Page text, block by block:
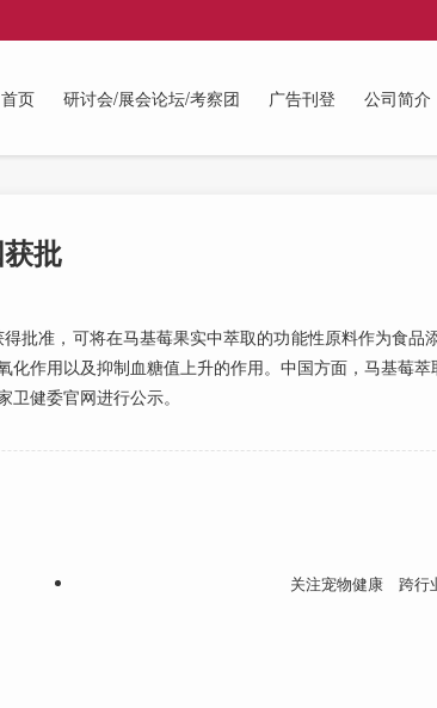
首页 研讨会/展会论坛/考察团 广告刊登 公司简介
批
准，可将在马基莓果实中萃取的功能性原料作为食品
作用以及抑制血糖值上升的作用。中国方面，马基莓
健委官网进行公示。
关注宠物健康 跨行